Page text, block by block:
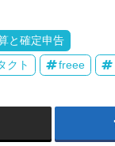
と確定申告
クト freee